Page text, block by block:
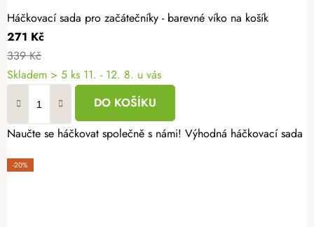
Háčkovací sada pro začátečníky - barevné víko na košík
271 Kč
339 Kč
Skladem > 5 ks 11. - 12. 8. u vás
DO KOŠÍKU
Naučte se háčkovat společně s námi! Výhodná háčkovací sada
-20%